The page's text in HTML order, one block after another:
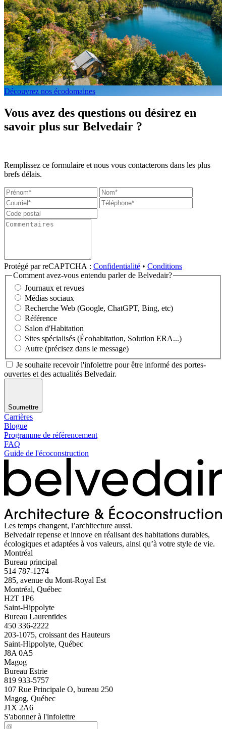
Découvrez nos écodomaines
Vous avez des questions ou désirez en
savoir plus sur Belvedair ?
Remplissez ce formulaire et nous vous contacterons dans les plus
brefs délais.
Protégé par reCAPTCHA : Confidentialité • Conditions
Comment avez-vous entendu parler de Belvedair?
Journaux et revues
Médias sociaux
Recherche Web (Google, ChatGPT, Bing, etc)
Référence
Salon d'Habitation
Sites spécialisés (Écohabitation, Solution ERA...)
Autre (précisez dans le message)
Je souhaite recevoir l'infolettre pour être informé des portes-
ouvertes et des actualités Belvedair.
Soumettre
Carrières
Blogue
Programme de référencement
FAQ
Guide de l'écoconstruction
Les temps changent, l’architecture aussi.
Belvedair repense et innove en réalisant des habitations durables,
écologiques et adaptées à vos valeurs, ainsi qu’à votre style de vie.
Montréal
Bureau principal
514 787-1274
285, avenue du Mont-Royal Est
Montréal, Québec
H2T 1P6
Saint-Hippolyte
Bureau Laurentides
450 336-2222
203-1075, croissant des Hauteurs
Saint-Hippolyte, Québec
J8A 0A5
Magog
Bureau Estrie
819 933-5757
107 Rue Principale O, bureau 250
Magog, Québec
J1X 2A6
S'abonner à l'infolettre